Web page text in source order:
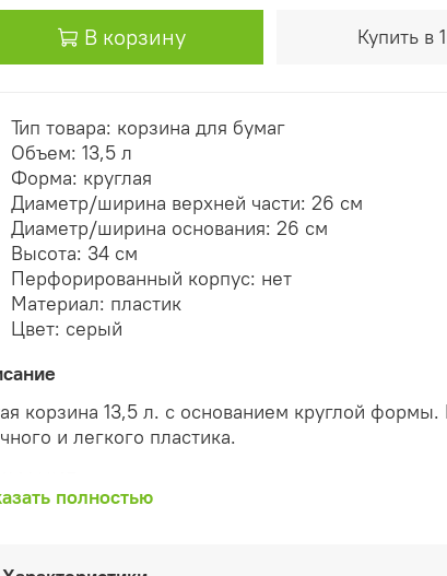
В корзину Купить в
Тип товара: корзина для бумаг
Объем: 13,5 л
Форма: круглая
Диаметр/ширина верхней части: 26 см
Диаметр/ширина основания: 26 см
Высота: 34 см
Перфорированный корпус: нет
Материал: пластик
Цвет: серый
корзина 13,5 л. с основанием круглой формы.
и легкого пластика.
полностью